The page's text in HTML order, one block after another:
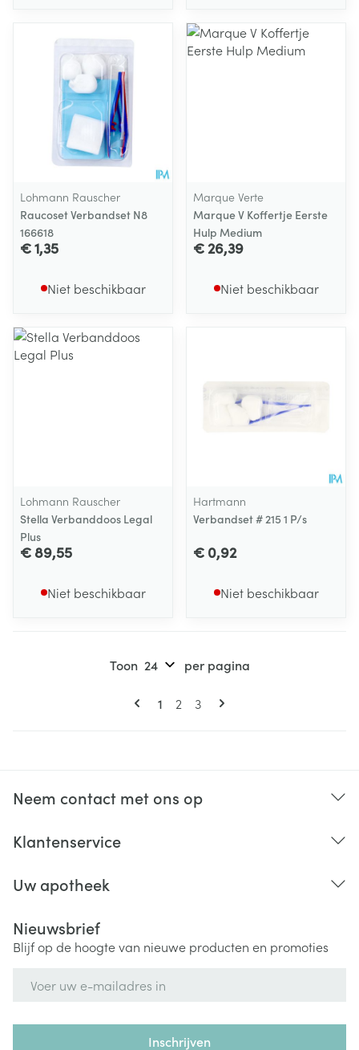
Lohmann Rauscher
Raucoset Verbandset N8
166618
€ 1,35
Niet beschikbaar
Marque Verte
Marque V Koffertje Eerste
Hulp Medium
€ 26,39
Niet beschikbaar
Lohmann Rauscher
Stella Verbanddoos Legal
Plus
€ 89,55
Niet beschikbaar
Hartmann
Verbandset # 215 1 P/s
€ 0,92
Niet beschikbaar
Pagina's
U lees momenteel pagina
1 Pagina
2 Pagina
3
Toon per pagina
Neem contact met ons op
Klantenservice
Uw apotheek
Nieuwsbrief
Blijf op de hoogte van nieuwe producten en promoties
Inschrijven